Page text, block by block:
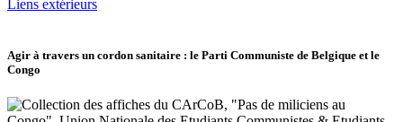
Liens extérieurs
Agir à travers un cordon sanitaire : le Parti Communiste de Belgique et le
Congo